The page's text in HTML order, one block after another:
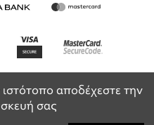
αποδέχεστε την
σας